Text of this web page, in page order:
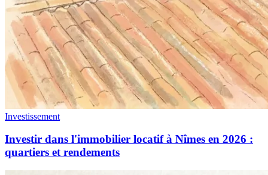
Investissement
Investir dans l'immobilier locatif à Nîmes en 2026 :
quartiers et rendements